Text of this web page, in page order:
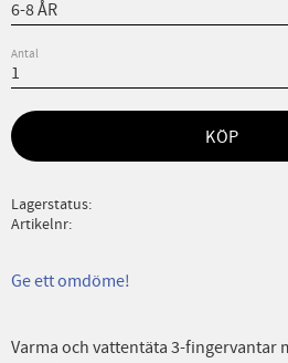
Antal
KÖP
Lagerstatus
Artikelnr
Ge ett omdöme!
Varma och vattentäta 3-fingervantar